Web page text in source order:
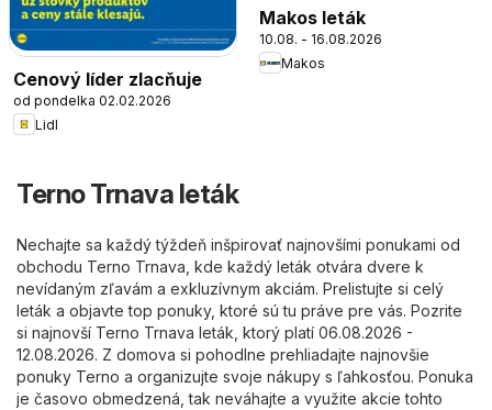
Cenový líder zlacňuje
od pondelka 02.02.2026
Lidl
Makos leták
10.08. - 16.08.2026
Makos
Terno Trnava leták
Nechajte sa každý týždeň inšpirovať najnovšími ponukami od
obchodu Terno Trnava, kde každý leták otvára dvere k
nevídaným zľavám a exkluzívnym akciám. Prelistujte si celý
leták a objavte top ponuky, ktoré sú tu práve pre vás. Pozrite
si najnovší Terno Trnava leták, ktorý platí 06.08.2026 -
12.08.2026. Z domova si pohodlne prehliadajte najnovšie
ponuky Terno a organizujte svoje nákupy s ľahkosťou. Ponuka
je časovo obmedzená, tak neváhajte a využite akcie tohto